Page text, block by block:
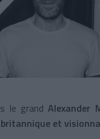
le grandAlexander
et